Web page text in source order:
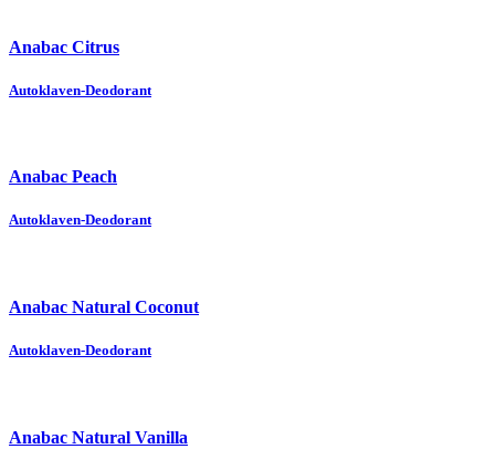
Anabac Citrus
Autoklaven-Deodorant
Anabac Peach
Autoklaven-Deodorant
Anabac Natural Coconut
Autoklaven-Deodorant
Anabac Natural Vanilla